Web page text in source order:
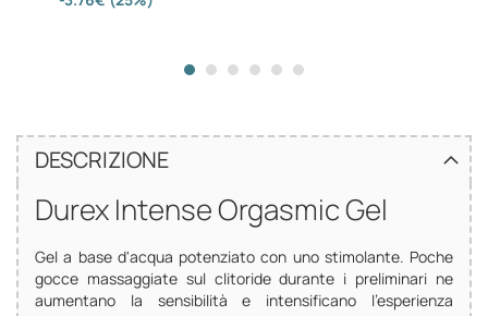
DESCRIZIONE
Durex Intense Orgasmic Gel
Gel a base d'acqua potenziato con uno stimolante. Poche
gocce massaggiate sul clitoride durante i preliminari ne
aumentano la sensibilità e intensificano l'esperienza